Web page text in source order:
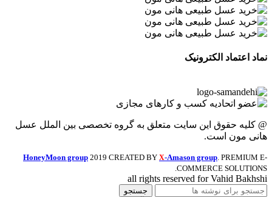
نماد اعتماد الکترونیک
@ کلیه حقوق این سایت متعلق به گروه تخصصی بین الملل عسل
هانی مون است.
HoneyMoon group 2019 CREATED BY X-Amason group. PREMIUM E-
COMMERCE SOLUTIONS.
all rights reserved for Vahid Bakhshi
جستجو